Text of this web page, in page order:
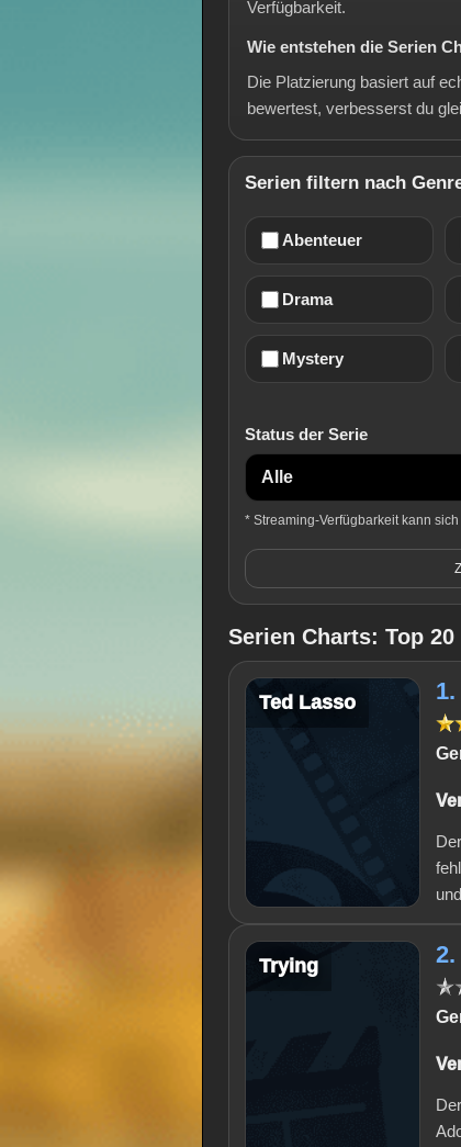
Verfügbarkeit.
Wie entstehen die Serien
Die Platzierung basiert auf
bewertest, verbesserst du
Serien filtern nach
Abenteuer
Drama
Mystery
Status der Serie
* Streaming-Verfügbarkeit kann
Serien Charts: Top 20
Ted Lasso
Trying